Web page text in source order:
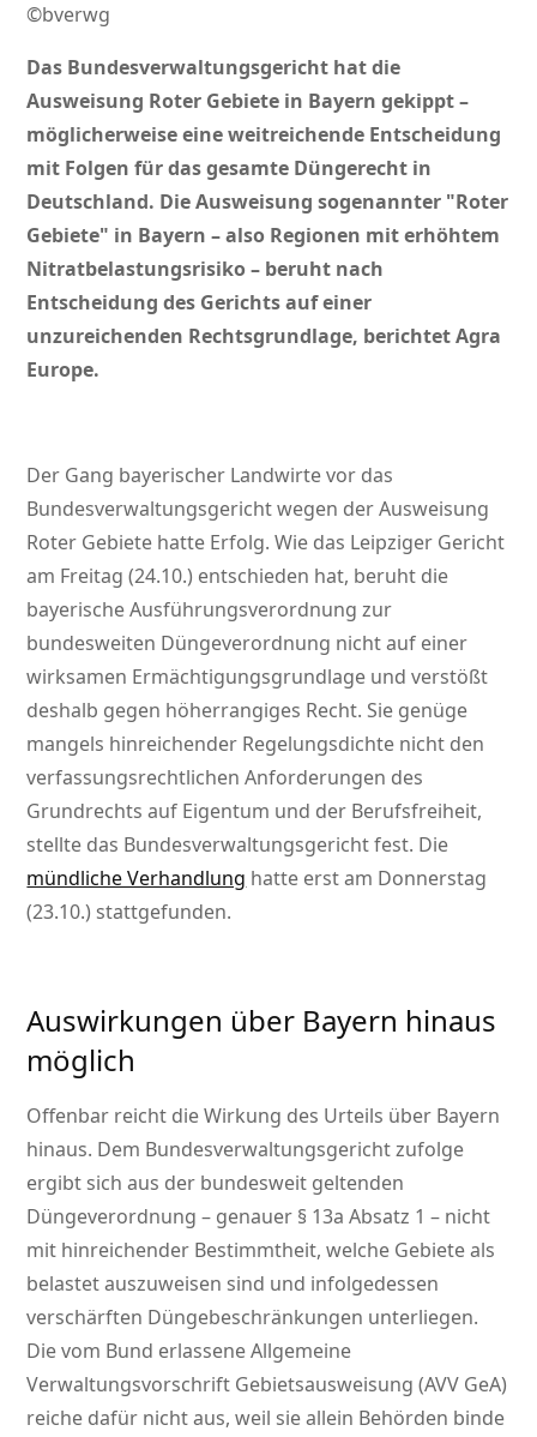
©bverwg
Das Bundesverwaltungsgericht hat die
Ausweisung Roter Gebiete in Bayern gekippt –
möglicherweise eine weitreichende Entscheidung
mit Folgen für das gesamte Düngerecht in
Deutschland. Die Ausweisung sogenannter Roter
Gebiete in Bayern – also Regionen mit erhöhtem
Nitratbelastungsrisiko – beruht nach
Entscheidung des Gerichts auf einer
unzureichenden Rechtsgrundlage, berichtet Agra
Europe.
Der Gang bayerischer Landwirte vor das
Bundesverwaltungsgericht wegen der Ausweisung
Roter Gebiete hatte Erfolg. Wie das Leipziger Gericht
am Freitag (24.10.) entschieden hat, beruht die
bayerische Ausführungsverordnung zur
bundesweiten Düngeverordnung nicht auf einer
wirksamen Ermächtigungsgrundlage und verstößt
deshalb gegen höherrangiges Recht. Sie genüge
mangels hinreichender Regelungsdichte nicht den
verfassungsrechtlichen Anforderungen des
Grundrechts auf Eigentum und der Berufsfreiheit,
stellte das Bundesverwaltungsgericht fest. Die
mündliche Verhandlung hatte erst am Donnerstag
(23.10.) stattgefunden.
Auswirkungen über Bayern hinaus
möglich
Offenbar reicht die Wirkung des Urteils über Bayern
hinaus. Dem Bundesverwaltungsgericht zufolge
ergibt sich aus der bundesweit geltenden
Düngeverordnung – genauer § 13a Absatz 1 – nicht
mit hinreichender Bestimmtheit, welche Gebiete als
belastet auszuweisen sind und infolgedessen
verschärften Düngebeschränkungen unterliegen.
Die vom Bund erlassene Allgemeine
Verwaltungsvorschrift Gebietsausweisung (AVV GeA)
reiche dafür nicht aus, weil sie allein Behörden binde